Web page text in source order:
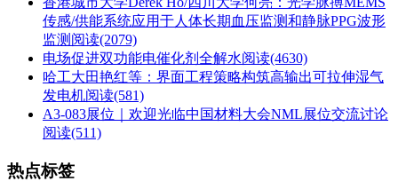
传感/供能系统应用于人体长期血压监测和静脉PPG波形
监测 阅读(2079)
电场促进双功能电催化剂全解水阅读(4630)
哈工大田艳红等：界面工程策略构筑高输出可拉伸湿气
发电机阅读(581)
A3-083展位｜欢迎光临中国材料大会NML展位交流讨论
阅读(511)
热点标签